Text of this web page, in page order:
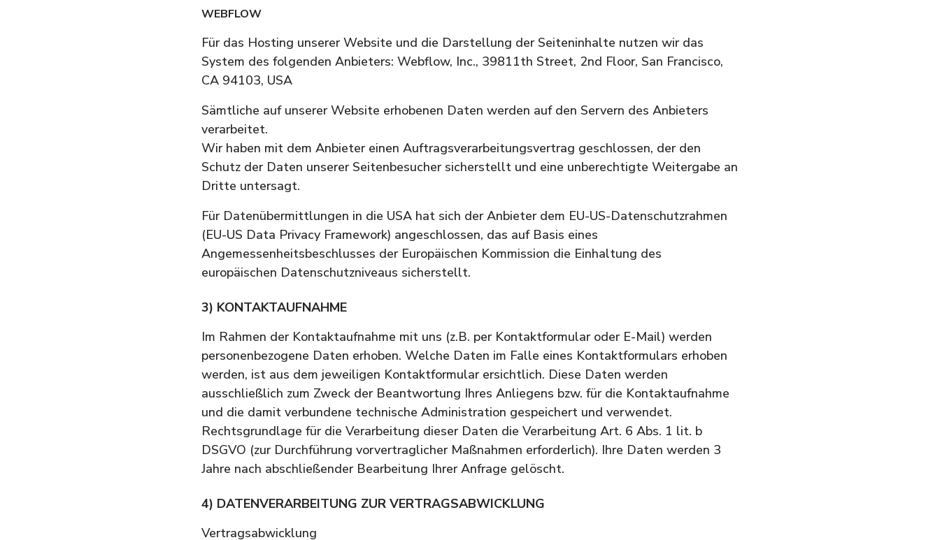
WEBFLOW
Für das Hosting unserer Website und die Darstellung der Seiteninhalte nutzen wir das
System des folgenden Anbieters: Webflow, Inc., 39811th Street, 2nd Floor, San Francisco,
CA 94103, USA
Sämtliche auf unserer Website erhobenen Daten werden auf den Servern des Anbieters
verarbeitet.
Wir haben mit dem Anbieter einen Auftragsverarbeitungsvertrag geschlossen, der den
Schutz der Daten unserer Seitenbesucher sicherstellt und eine unberechtigte Weitergabe an
Dritte untersagt.
Für Datenübermittlungen in die USA hat sich der Anbieter dem EU-US-Datenschutzrahmen
(EU-US Data Privacy Framework) angeschlossen, das auf Basis eines
Angemessenheitsbeschlusses der Europäischen Kommission die Einhaltung des
europäischen Datenschutzniveaus sicherstellt.
3) KONTAKTAUFNAHME
Im Rahmen der Kontaktaufnahme mit uns (z.B. per Kontaktformular oder E-Mail) werden
personenbezogene Daten erhoben. Welche Daten im Falle eines Kontaktformulars erhoben
werden, ist aus dem jeweiligen Kontaktformular ersichtlich. Diese Daten werden
ausschließlich zum Zweck der Beantwortung Ihres Anliegens bzw. für die Kontaktaufnahme
und die damit verbundene technische Administration gespeichert und verwendet.
Rechtsgrundlage für die Verarbeitung dieser Daten die Verarbeitung Art. 6 Abs. 1 lit. b
DSGVO (zur Durchführung vorvertraglicher Maßnahmen erforderlich). Ihre Daten werden 3
Jahre nach abschließender Bearbeitung Ihrer Anfrage gelöscht.
4) DATENVERARBEITUNG ZUR VERTRAGSABWICKLUNG
Vertragsabwicklung